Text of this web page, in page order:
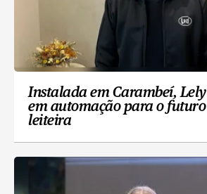
Instalada em Carambeí,
em automação para o
leiteira